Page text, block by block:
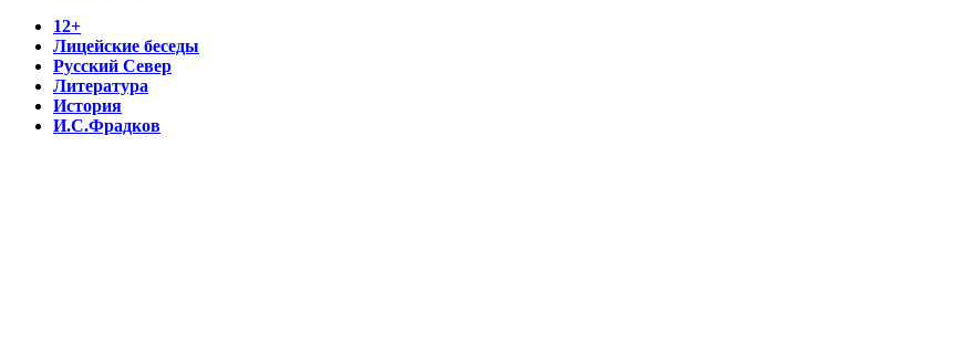
12+
Лицейские беседы
Русский Север
Литература
История
И.С.Фрадков